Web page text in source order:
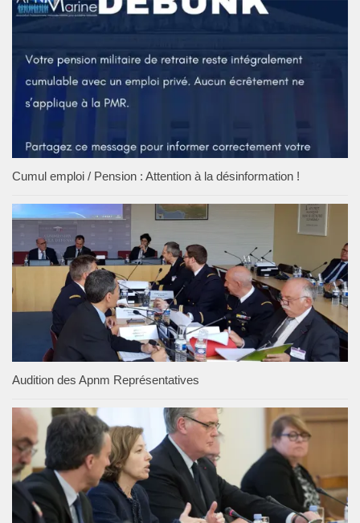
Cumul emploi / Pension : Attention à la désinformation !
Audition des Apnm Représentatives